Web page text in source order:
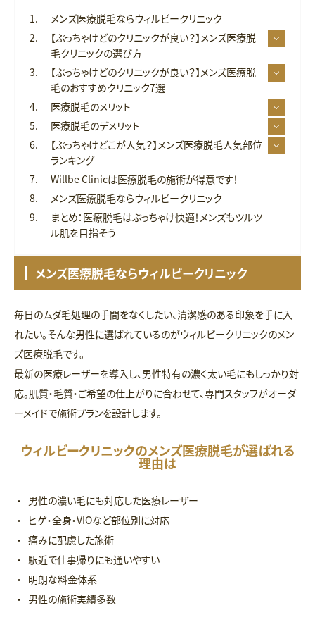
メンズ医療脱毛ならウィルビークリニック
【ぶっちゃけどのクリニックが良い？】メンズ医療脱
毛クリニックの選び方
【ぶっちゃけどのクリニックが良い？】メンズ医療脱
毛のおすすめクリニック7選
医療脱毛のメリット
医療脱毛のデメリット
【ぶっちゃけどこが人気？】メンズ医療脱毛人気部位
ランキング
Willbe Clinicは医療脱毛の施術が得意です！
メンズ医療脱毛ならウィルビークリニック
まとめ：医療脱毛はぶっちゃけ快適！メンズもツルツ
ル肌を目指そう
メンズ医療脱毛ならウィルビークリニック
毎日のムダ毛処理の手間をなくしたい、清潔感のある印象を手に入
れたい。そんな男性に選ばれているのがウィルビークリニックのメン
ズ医療脱毛です。
最新の医療レーザーを導入し、男性特有の濃く太い毛にもしっかり対
応。肌質・毛質・ご希望の仕上がりに合わせて、専門スタッフがオーダ
ーメイドで施術プランを設計します。
ウィルビークリニックのメンズ医療脱毛が選ばれる
理由は
男性の濃い毛にも対応した医療レーザー
ヒゲ・全身・VIOなど部位別に対応
痛みに配慮した施術
駅近で仕事帰りにも通いやすい
明朗な料金体系
男性の施術実績多数